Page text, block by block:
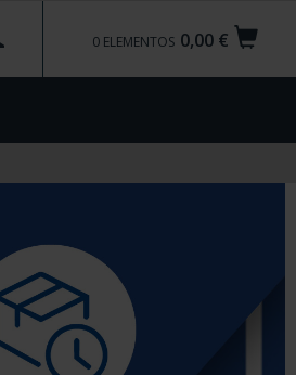
0,00 €
0 ELEMENTOS